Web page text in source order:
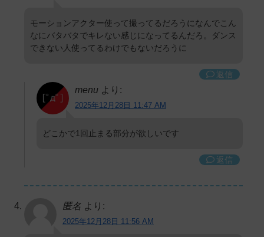
モーションアクター使って撮ってるだろうになんでこん
なにバタバタでキレない感じになってるんだろ。ダンス
できない人使ってるわけでもないだろうに
返信
menu より:
2025年12月28日 11:47 AM
どこかで1回止まる部分が欲しいです
返信
匿名 より:
2025年12月28日 11:56 AM